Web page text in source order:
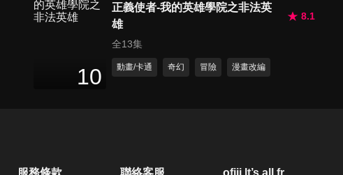
10
正義使者-我的英雄學院之非法英
雄
8.1
全13集
動畫/卡通 奇幻 冒險 漫畫改編
服務條款 聯絡客服